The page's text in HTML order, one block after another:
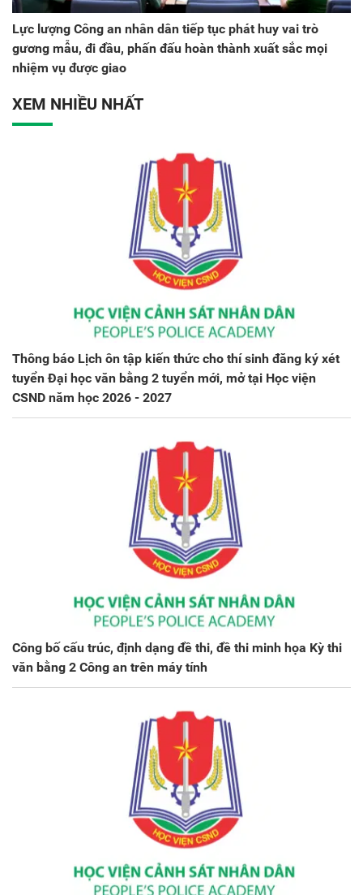
Lực lượng Công an nhân dân tiếp tục phát huy vai trò
gương mẫu, đi đầu, phấn đấu hoàn thành xuất sắc mọi
nhiệm vụ được giao
XEM NHIỀU NHẤT
Thông báo Lịch ôn tập kiến thức cho thí sinh đăng ký xét
tuyển Đại học văn bằng 2 tuyển mới, mở tại Học viện
CSND năm học 2026 - 2027
Công bố cấu trúc, định dạng đề thi, đề thi minh họa Kỳ thi
văn bằng 2 Công an trên máy tính